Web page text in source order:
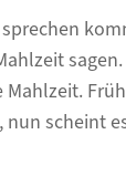
scheint